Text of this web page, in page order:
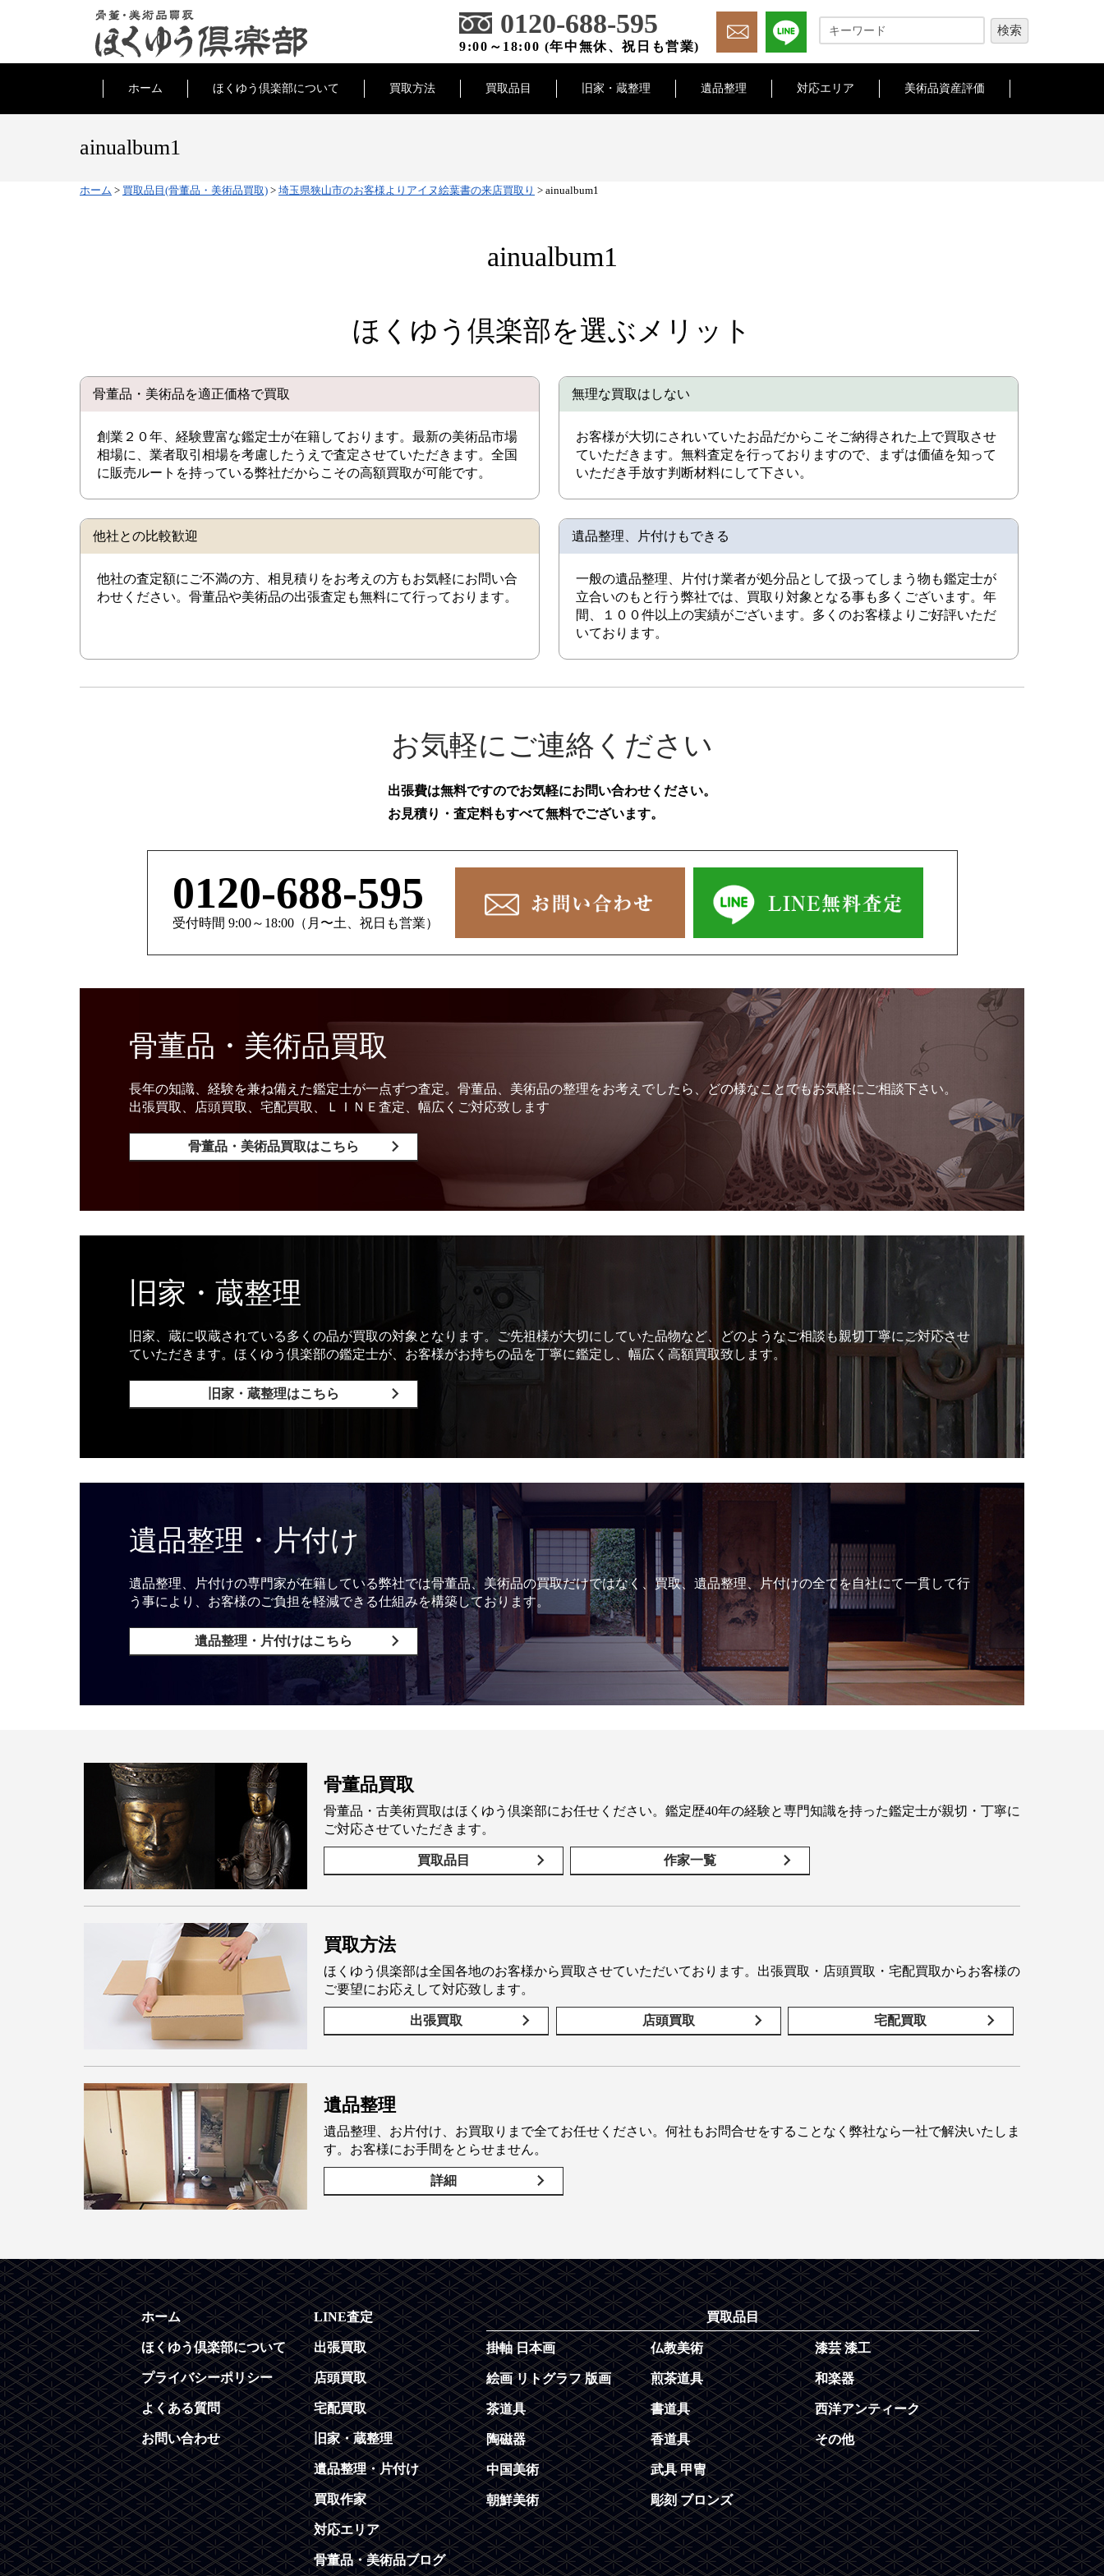
0120-688-595
9:00～18:00 (年中無休、祝日も営業)
ホーム ほくゆう倶楽部について 買取方法 買取品目 旧家・蔵整理 遺品整理 対応エリア 美術品資産評価
ainualbum1
ホーム > 買取品目(骨董品・美術品買取) > 埼玉県狭山市のお客様よりアイヌ絵葉書の来店買取り > ainualbum1
ainualbum1
ほくゆう倶楽部を選ぶメリット
骨董品・美術品を適正価格で買取
創業２０年、経験豊富な鑑定士が在籍しております。最新の美術品市場
相場に、業者取引相場を考慮したうえで査定させていただきます。全国
に販売ルートを持っている弊社だからこその高額買取が可能です。
無理な買取はしない
お客様が大切にされいていたお品だからこそご納得された上で買取させ
ていただきます。無料査定を行っておりますので、まずは価値を知って
いただき手放す判断材料にして下さい。
他社との比較歓迎
他社の査定額にご不満の方、相見積りをお考えの方もお気軽にお問い合
わせください。骨董品や美術品の出張査定も無料にて行っております。
遺品整理、片付けもできる
一般の遺品整理、片付け業者が処分品として扱ってしまう物も鑑定士が
立合いのもと行う弊社では、買取り対象となる事も多くございます。年
間、１００件以上の実績がございます。多くのお客様よりご好評いただ
いております。
お気軽にご連絡ください
出張費は無料ですのでお気軽にお問い合わせください。
お見積り・査定料もすべて無料でございます。
0120-688-595
受付時間 9:00～18:00（月〜土、祝日も営業）
骨董品・美術品買取
長年の知識、経験を兼ね備えた鑑定士が一点ずつ査定。骨董品、美術品の整理をお考えでしたら、どの様なことでもお気軽にご相談下さい。
出張買取、店頭買取、宅配買取、ＬＩＮＥ査定、幅広くご対応致します
骨董品・美術品買取はこちら
旧家・蔵整理
旧家、蔵に収蔵されている多くの品が買取の対象となります。ご先祖様が大切にしていた品物など、どのようなご相談も親切丁寧にご対応させ
ていただきます。ほくゆう倶楽部の鑑定士が、お客様がお持ちの品を丁寧に鑑定し、幅広く高額買取致します。
旧家・蔵整理はこちら
遺品整理・片付け
遺品整理、片付けの専門家が在籍している弊社では骨董品、美術品の買取だけではなく、買取、遺品整理、片付けの全てを自社にて一貫して行
う事により、お客様のご負担を軽減できる仕組みを構築しております。
遺品整理・片付けはこちら
骨董品買取
骨董品・古美術買取はほくゆう倶楽部にお任せください。鑑定歴40年の経験と専門知識を持った鑑定士が親切・丁寧に
ご対応させていただきます。
買取品目 作家一覧
買取方法
ほくゆう倶楽部は全国各地のお客様から買取させていただいております。出張買取・店頭買取・宅配買取からお客様の
ご要望にお応えして対応致します。
出張買取 店頭買取 宅配買取
遺品整理
遺品整理、お片付け、お買取りまで全てお任せください。何社もお問合せをすることなく弊社なら一社で解決いたしま
す。お客様にお手間をとらせません。
詳細
ホーム
ほくゆう倶楽部について
プライバシーポリシー
よくある質問
お問い合わせ
LINE査定
出張買取
店頭買取
宅配買取
旧家・蔵整理
遺品整理・片付け
買取作家
対応エリア
骨董品・美術品ブログ
買取品目
掛軸 日本画
絵画 リトグラフ 版画
茶道具
陶磁器
中国美術
朝鮮美術
仏教美術
煎茶道具
書道具
香道具
武具 甲冑
彫刻 ブロンズ
漆芸 漆工
和楽器
西洋アンティーク
その他